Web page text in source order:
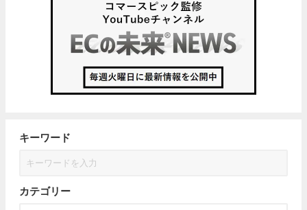
キーワード
カテゴリー